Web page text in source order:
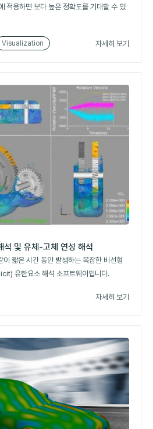
적용하면 보다 높은 정확도를 기대할 수 있
Visualization 자세히 보기
석 및 유체-고체 연성 해석
짧은 시간 동안 발생하는 복잡한 비선형
유한요소 해석 소프트웨어입니다.
자세히 보기